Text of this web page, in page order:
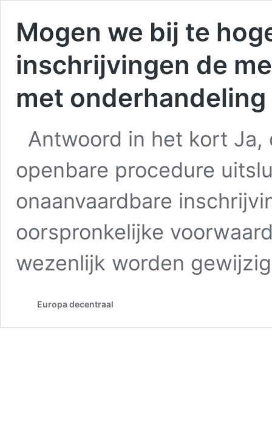
Mogen we bij te
inschrijvingen de
met
Antwoord in het kort
openbare procedure
onaanvaardbare
oorspronkelijke
wezenlijk worden
Europa decentraal